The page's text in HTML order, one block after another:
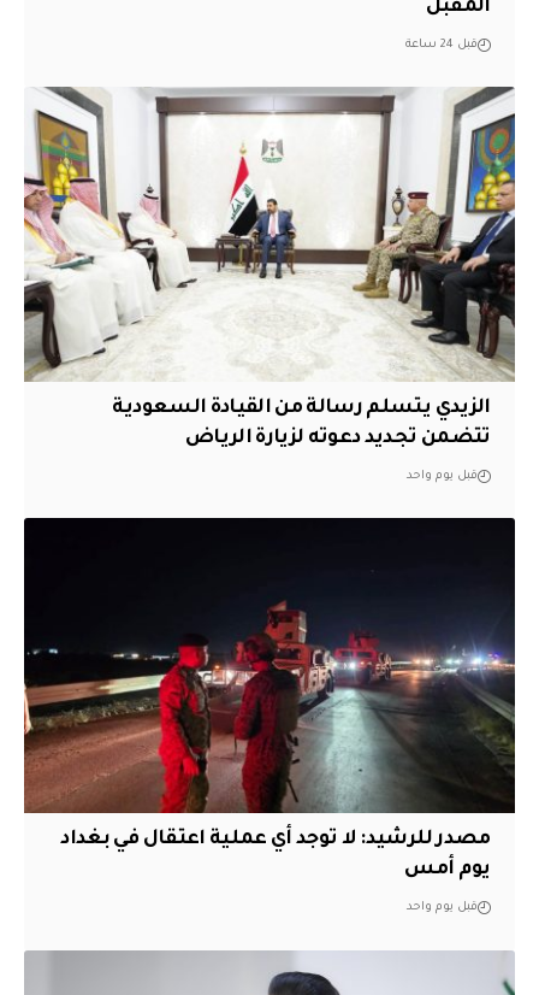
المقبل
قبل 24 ساعة
الزيدي يتسلم رسالة من القيادة السعودية
تتضمن تجديد دعوته لزيارة الرياض
قبل يوم واحد
مصدر للرشيد: لا توجد أي عملية اعتقال في بغداد
يوم أمس
قبل يوم واحد